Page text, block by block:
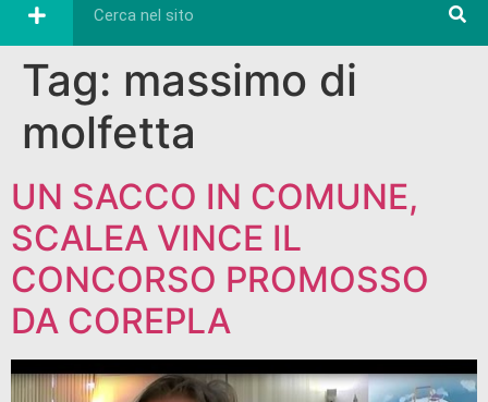
Tag: massimo di
molfetta
UN SACCO IN COMUNE,
SCALEA VINCE IL
CONCORSO PROMOSSO
DA COREPLA